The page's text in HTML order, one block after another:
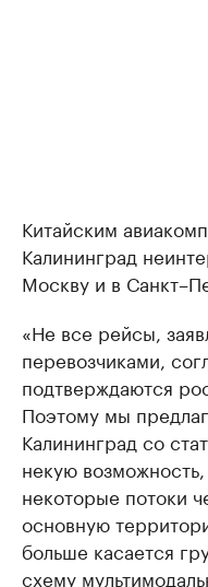
Китайским
Калининград
Москву и в
«Не все рейсы,
перевозчиками,
подтверждаются
Поэтому мы
Калининград со
некую
некоторые потоки
основную
больше касается
схему